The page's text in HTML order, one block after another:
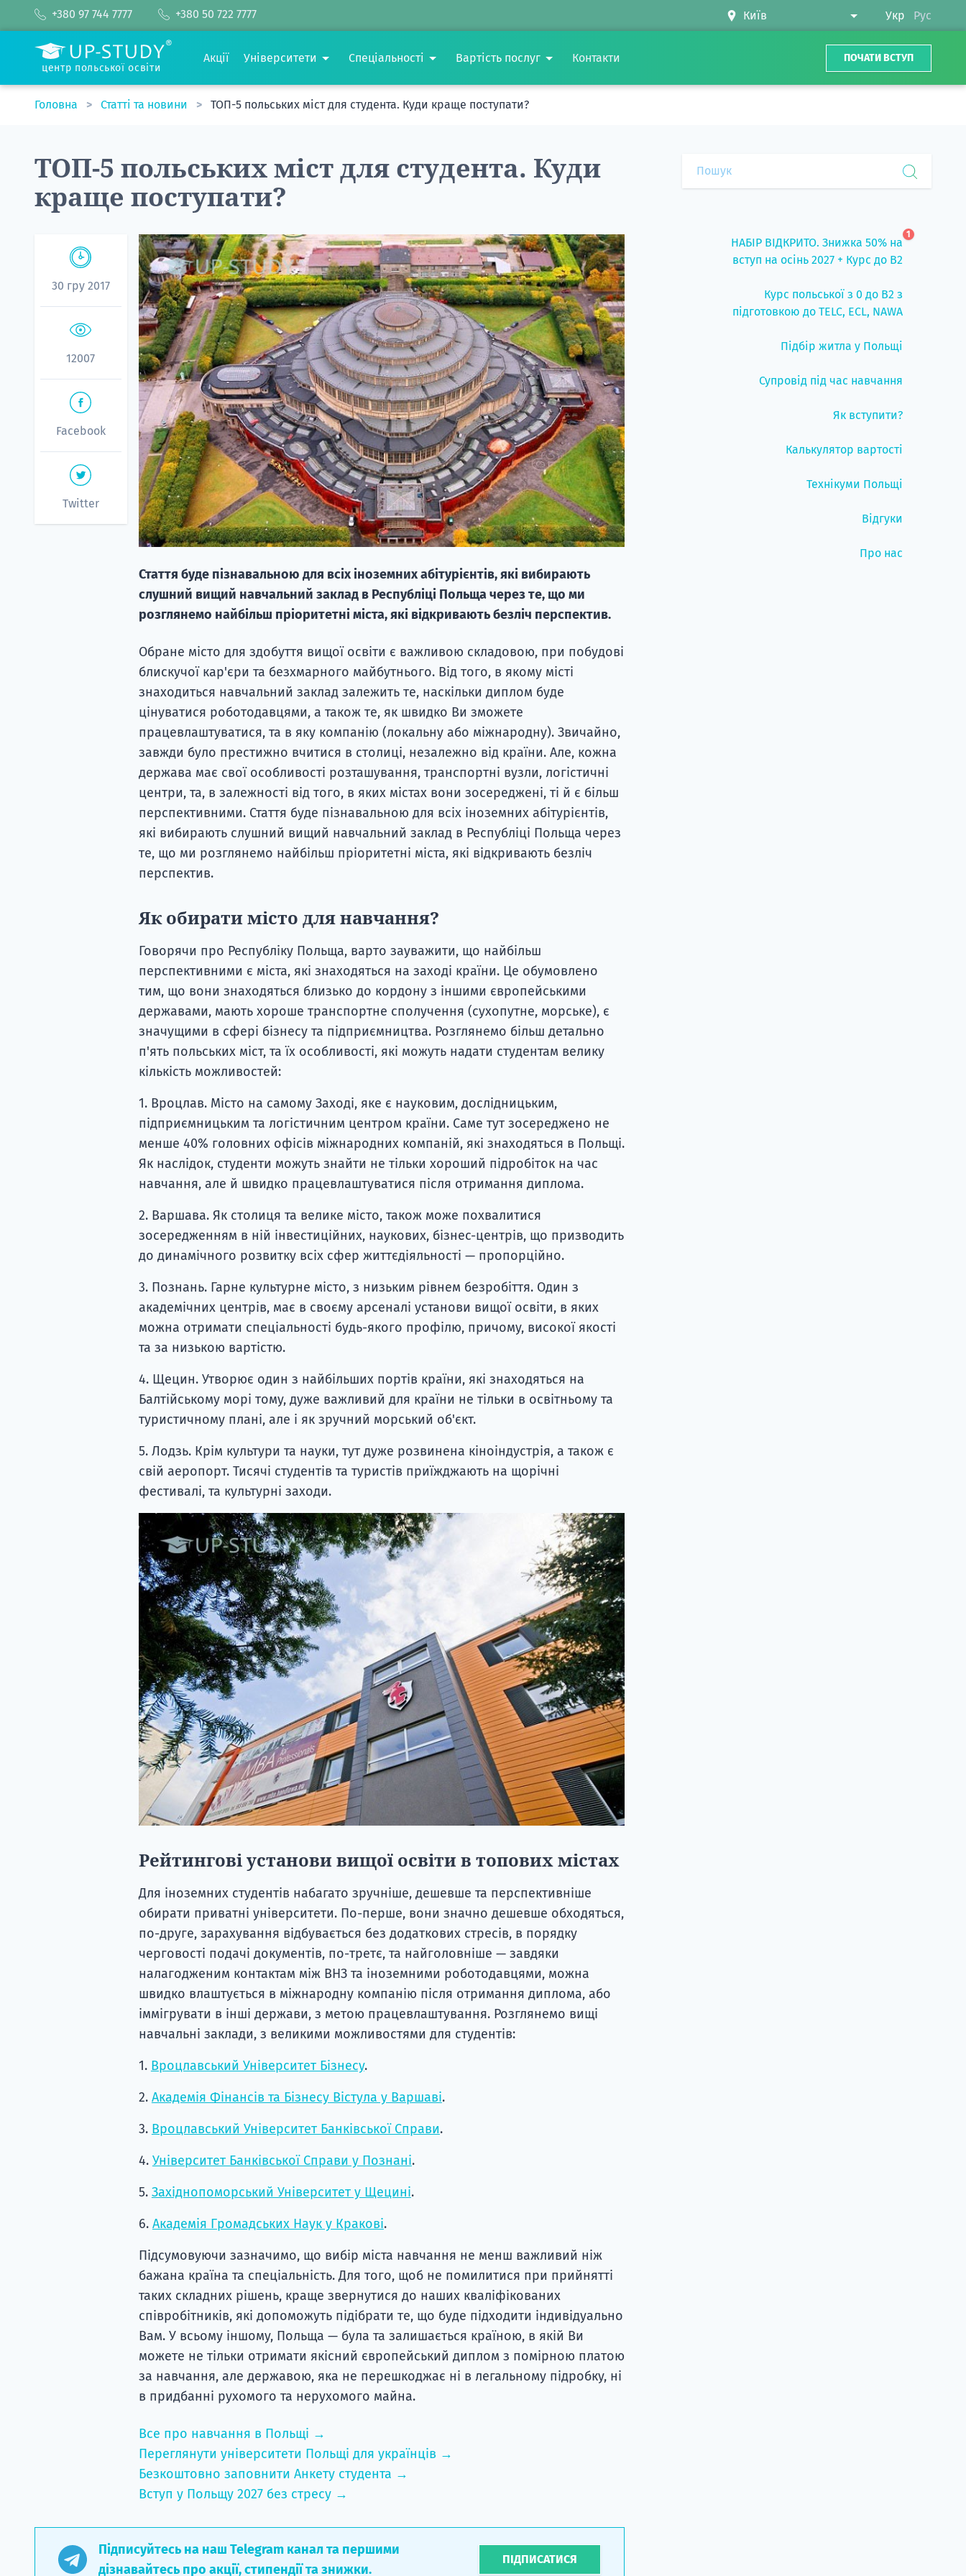
+380 97 744 7777 +380 50 722 7777 Укр Рус
центр польської освіти
Акції Університети Спеціальності Вартість послуг Контакти ПОЧАТИ ВСТУП
Головна Статті та новини ТОП-5 польських міст для студента. Куди краще поступати?
ТОП-5 польських міст для студента. Куди
краще поступати?
30 гру 2017
12007
Facebook
Twitter
Стаття буде пізнавальною для всіх іноземних абітурієнтів, які вибирають
слушний вищий навчальний заклад в Республіці Польща через те, що ми
розглянемо найбільш пріоритетні міста, які відкривають безліч перспектив.
Обране місто для здобуття вищої освіти є важливою складовою, при побудові
блискучої кар'єри та безхмарного майбутнього. Від того, в якому місті
знаходиться навчальний заклад залежить те, наскільки диплом буде
цінуватися роботодавцями, а також те, як швидко Ви зможете
працевлаштуватися, та в яку компанію (локальну або міжнародну). Звичайно,
завжди було престижно вчитися в столиці, незалежно від країни. Але, кожна
держава має свої особливості розташування, транспортні вузли, логістичні
центри, та, в залежності від того, в яких містах вони зосереджені, ті й є більш
перспективними. Стаття буде пізнавальною для всіх іноземних абітурієнтів,
які вибирають слушний вищий навчальний заклад в Республіці Польща через
те, що ми розглянемо найбільш пріоритетні міста, які відкривають безліч
перспектив.
Як обирати місто для навчання?
Говорячи про Республіку Польща, варто зауважити, що найбільш
перспективними є міста, які знаходяться на заході країни. Це обумовлено
тим, що вони знаходяться близько до кордону з іншими європейськими
державами, мають хороше транспортне сполучення (сухопутне, морське), є
значущими в сфері бізнесу та підприємництва. Розглянемо більш детально
п'ять польських міст, та їх особливості, які можуть надати студентам велику
кількість можливостей:
1. Вроцлав. Місто на самому Заході, яке є науковим, дослідницьким,
підприємницьким та логістичним центром країни. Саме тут зосереджено не
менше 40% головних офісів міжнародних компаній, які знаходяться в Польщі.
Як наслідок, студенти можуть знайти не тільки хороший підробіток на час
навчання, але й швидко працевлаштуватися після отримання диплома.
2. Варшава. Як столиця та велике місто, також може похвалитися
зосередженням в ній інвестиційних, наукових, бізнес-центрів, що призводить
до динамічного розвитку всіх сфер життєдіяльності — пропорційно.
3. Познань. Гарне культурне місто, з низьким рівнем безробіття. Один з
академічних центрів, має в своєму арсеналі установи вищої освіти, в яких
можна отримати спеціальності будь-якого профілю, причому, високої якості
та за низькою вартістю.
4. Щецин. Утворює один з найбільших портів країни, які знаходяться на
Балтійському морі тому, дуже важливий для країни не тільки в освітньому та
туристичному плані, але і як зручний морський об'єкт.
5. Лодзь. Крім культури та науки, тут дуже розвинена кіноіндустрія, а також є
свій аеропорт. Тисячі студентів та туристів приїжджають на щорічні
фестивалі, та культурні заходи.
Рейтингові установи вищої освіти в топових містах
Для іноземних студентів набагато зручніше, дешевше та перспективніше
обирати приватні університети. По-перше, вони значно дешевше обходяться,
по-друге, зарахування відбувається без додаткових стресів, в порядку
черговості подачі документів, по-третє, та найголовніше — завдяки
налагодженим контактам між ВНЗ та іноземними роботодавцями, можна
швидко влаштується в міжнародну компанію після отримання диплома, або
іммігрувати в інші держави, з метою працевлаштування. Розглянемо вищі
навчальні заклади, з великими можливостями для студентів:
1. Вроцлавський Університет Бізнесу.
2. Академія Фінансів та Бізнесу Вістула у Варшаві.
3. Вроцлавський Університет Банківської Справи.
4. Університет Банківської Справи у Познані.
5. Західнопоморський Університет у Щецині.
6. Академія Громадських Наук у Кракові.
Підсумовуючи зазначимо, що вибір міста навчання не менш важливий ніж
бажана країна та спеціальність. Для того, щоб не помилитися при прийнятті
таких складних рішень, краще звернутися до наших кваліфікованих
співробітників, які допоможуть підібрати те, що буде підходити індивідуально
Вам. У всьому іншому, Польща — була та залишається країною, в якій Ви
можете не тільки отримати якісний європейський диплом з помірною платою
за навчання, але державою, яка не перешкоджає ні в легальному підробку, ні
в придбанні рухомого та нерухомого майна.
Все про навчання в Польщі →
Переглянути університети Польщі для українців →
Безкоштовно заповнити Анкету студента →
Вступ у Польщу 2027 без стресу →
Підписуйтесь на наш Telegram канал та першими
дізнавайтесь про акції, стипендії та знижки.
ПІДПИСАТИСЯ
НАБІР ВІДКРИТО. Знижка 50% на
вступ на осінь 2027 + Курс до B2
1
Курс польської з 0 до B2 з
підготовкою до TELC, ECL, NAWA
Підбір житла у Польщі
Супровід під час навчання
Як вступити?
Калькулятор вартості
Технікуми Польщі
Відгуки
Про нас